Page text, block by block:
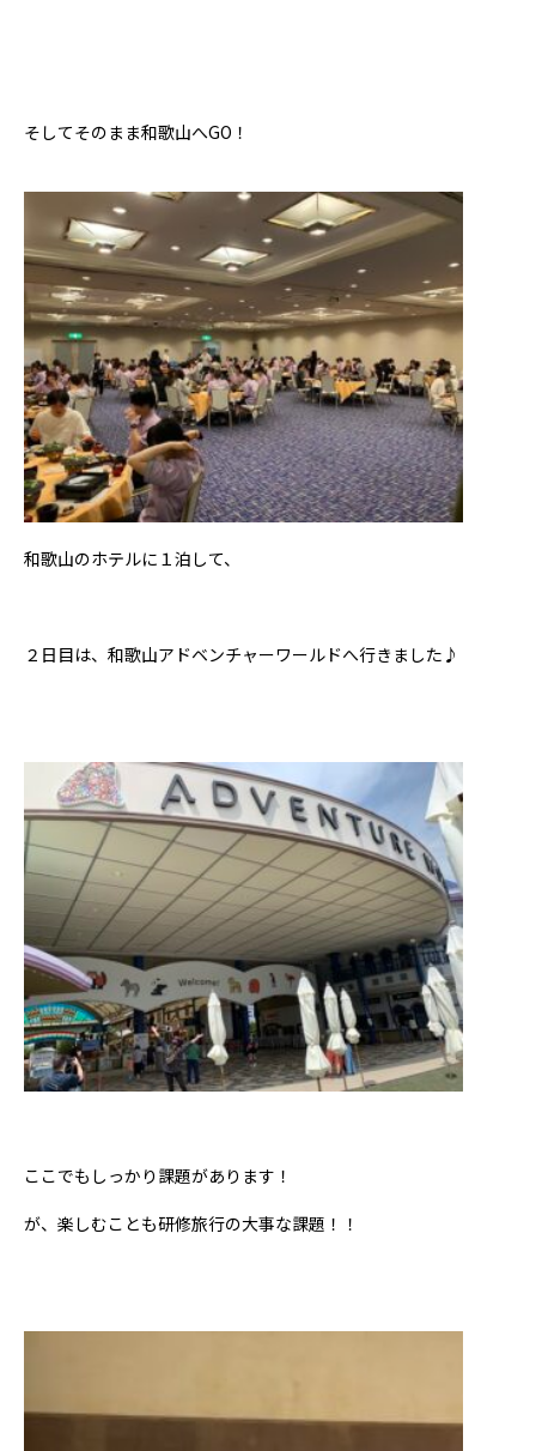
そしてそのまま和歌山へGO！
和歌山のホテルに１泊して、
２日目は、和歌山アドベンチャーワールドへ行きました♪
ここでもしっかり課題があります！
が、楽しむことも研修旅行の大事な課題！！